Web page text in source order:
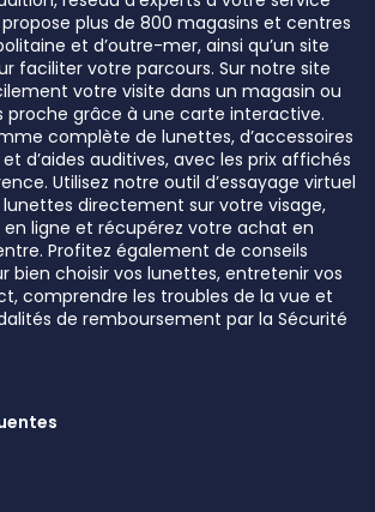
propose plus de 800 magasins et centres
et d’outre-mer, ainsi qu’un site
faciliter votre parcours. Sur notre site
votre visite dans un magasin ou
proche grâce à une carte interactive.
complète de lunettes, d’accessoires
d’aides auditives, avec les prix affichés
Utilisez notre outil d’essayage virtuel
lunettes directement sur votre visage,
ligne et récupérez votre achat en
Profitez également de conseils
bien choisir vos lunettes, entretenir vos
comprendre les troubles de la vue et
de remboursement par la Sécurité